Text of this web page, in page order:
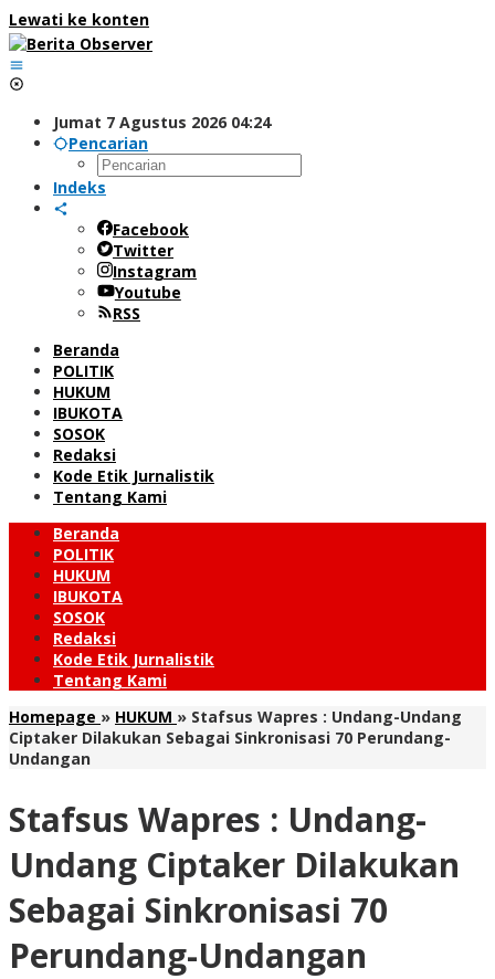
Lewati ke konten
Jumat 7 Agustus 2026 04:24
Pencarian
Indeks
Facebook
Twitter
Instagram
Youtube
RSS
Beranda
POLITIK
HUKUM
IBUKOTA
SOSOK
Redaksi
Kode Etik Jurnalistik
Tentang Kami
Beranda
POLITIK
HUKUM
IBUKOTA
SOSOK
Redaksi
Kode Etik Jurnalistik
Tentang Kami
Homepage » HUKUM » Stafsus Wapres : Undang-Undang
Ciptaker Dilakukan Sebagai Sinkronisasi 70 Perundang-
Undangan
Stafsus Wapres : Undang-
Undang Ciptaker Dilakukan
Sebagai Sinkronisasi 70
Perundang-Undangan